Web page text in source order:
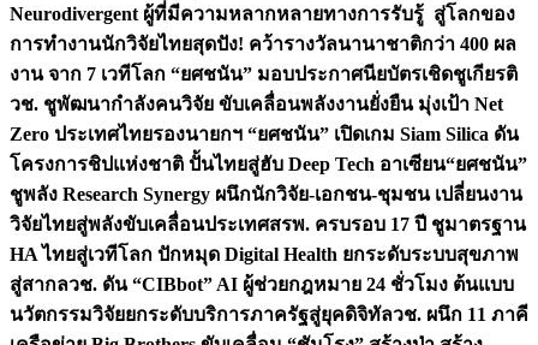
Neurodivergent ผู้ที่มีความหลากหลายทางการรับรู้ สู่โลกของ
การทำงานนักวิจัยไทยสุดปัง! คว้ารางวัลนานาชาติกว่า 400 ผล
งาน จาก 7 เวทีโลก “ยศชนัน” มอบประกาศนียบัตรเชิดชูเกียรติ
วช. ชูพัฒนากำลังคนวิจัย ขับเคลื่อนพลังงานยั่งยืน มุ่งเป้า Net
Zero ประเทศไทยรองนายกฯ “ยศชนัน” เปิดเกม Siam Silica ดัน
โครงการชิปแห่งชาติ ปั้นไทยสู่ฮับ Deep Tech อาเซียน“ยศชนัน”
ชูพลัง Research Synergy ผนึกนักวิจัย-เอกชน-ชุมชน เปลี่ยนงาน
วิจัยไทยสู่พลังขับเคลื่อนประเทศสรพ. ครบรอบ 17 ปี ชูมาตรฐาน
HA ไทยสู่เวทีโลก ปักหมุด Digital Health ยกระดับระบบสุขภาพ
สู่สากลวช. ดัน “CIBbot” AI ผู้ช่วยกฎหมาย 24 ชั่วโมง ต้นแบบ
นวัตกรรมวิจัยยกระดับบริการภาครัฐสู่ยุคดิจิทัลวช. ผนึก 11 ภาคี